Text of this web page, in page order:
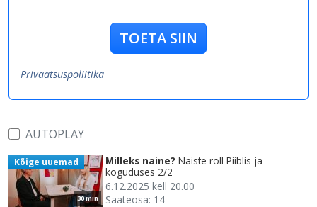
TOETA SIIN
Privaatsuspoliitika
AUTOPLAY
30 min
Kõige uuemad Milleks naine? Naiste roll Piiblis ja
koguduses 2/2
6.12.2025 kell 20.00
Saateosa: 14